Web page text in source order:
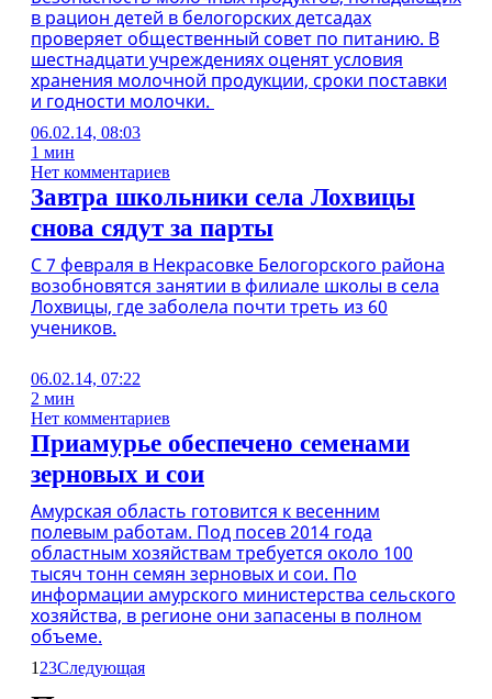
в рацион детей в белогорских детсадах
проверяет общественный совет по питанию. В
шестнадцати учреждениях оценят условия
хранения молочной продукции, сроки поставки
и годности молочки.
06.02.14, 08:03
1 мин
Нет комментариев
Завтра школьники села Лохвицы
снова сядут за парты
С 7 февраля в Некрасовке Белогорского района
возобновятся занятии в филиале школы в села
Лохвицы, где заболела почти треть из 60
учеников.
06.02.14, 07:22
2 мин
Нет комментариев
Приамурье обеспечено семенами
зерновых и сои
Амурская область готовится к весенним
полевым работам. Под посев 2014 года
областным хозяйствам требуется около 100
тысяч тонн семян зерновых и сои. По
информации амурского министерства сельского
хозяйства, в регионе они запасены в полном
объеме.
1 23Следующая